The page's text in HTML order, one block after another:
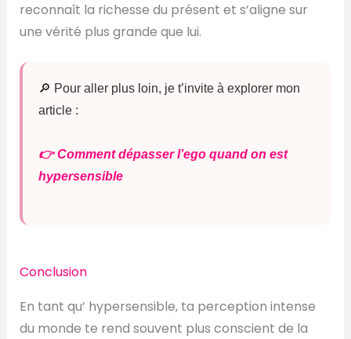
reconnaît la richesse du présent et s’aligne sur
une vérité plus grande que lui.
🔎 Pour aller plus loin, je t’invite à explorer mon
article :
👉 Comment dépasser l’ego quand on est
hypersensible
Conclusion
En tant qu’ hypersensible, ta perception intense
du monde te rend souvent plus conscient de la